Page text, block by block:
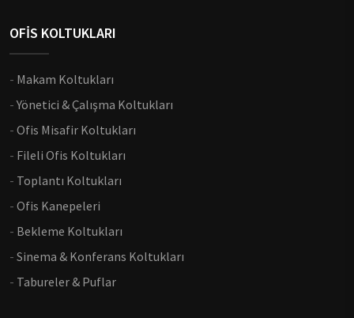
OFİS KOLTUKLARI
- Makam Koltukları
-Yönetici & Çalışma Koltukları
- Ofis Misafir Koltukları
- Fileli Ofis Koltukları
- Toplantı Koltukları
- Ofis Kanepeleri
- Bekleme Koltukları
- Sinema & Konferans Koltukları
- Tabureler & Puflar